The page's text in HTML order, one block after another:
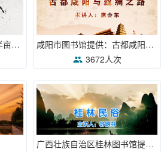
半亩山池半壁天——北京半亩园传奇
咸阳市图书馆提供：古都咸阳与丝绸之路
3672人次
广西壮族自治区桂林图书馆提供：桂林民俗